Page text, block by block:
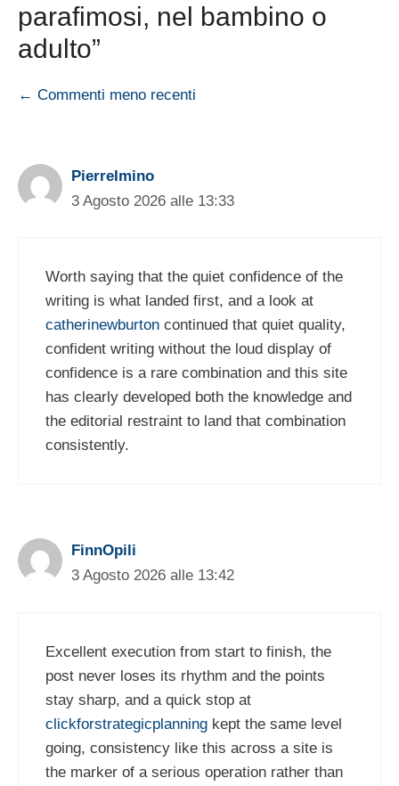
parafimosi, nel bambino o
adulto”
Navigazione
← Commenti meno recenti
PierreImino
3 Agosto 2026 alle 13:33
Worth saying that the quiet confidence of the
writing is what landed first, and a look at
catherinewburton continued that quiet quality,
confident writing without the loud display of
confidence is a rare combination and this site
has clearly developed both the knowledge and
the editorial restraint to land that combination
consistently.
FinnOpili
3 Agosto 2026 alle 13:42
Excellent execution from start to finish, the
post never loses its rhythm and the points
stay sharp, and a quick stop at
clickforstrategicplanning kept the same level
going, consistency like this across a site is
the marker of a serious operation rather than